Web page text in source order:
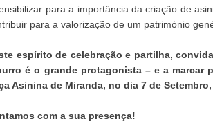
para a importância da criação de
para a valorização de um património
espírito de celebração e partilha,
é o grande protagonista – e a marcar
Asinina de Miranda, no dia 7 de
com a sua presença!